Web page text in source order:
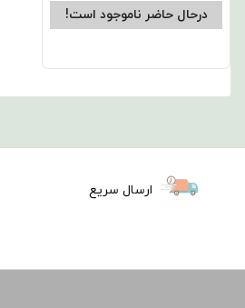
درحال حاضر ناموجود است!
ارسال سریع